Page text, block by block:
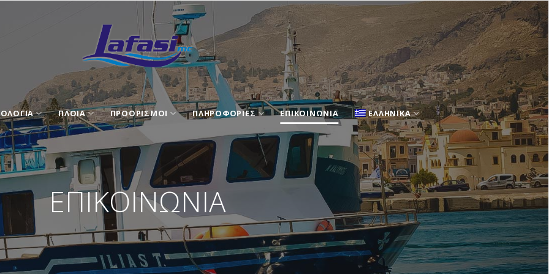
ΠΛΟΙΑ ΠΡΟΟΡΙΣΜΟΙ ΠΛΗΡΟΦΟΡΙΕΣ ΕΠΙΚΟΙΝΩΝΙΑ ΕΛΛΗΝΙΚΑ
ΕΠΙΚΟΙΝΩΝΙΑ